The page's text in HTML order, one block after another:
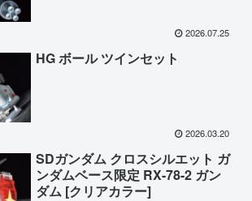
2026.07.25
HG ボール ツインセット
2026.03.20
SDガンダム クロスシルエット ガ
ンダムベース限定 RX-78-2 ガン
ダム [クリアカラー]